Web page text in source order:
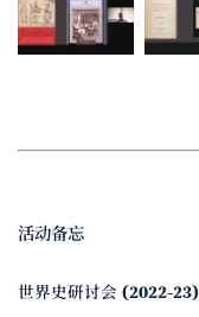
活动备忘
世界史研讨会 (2022-23)